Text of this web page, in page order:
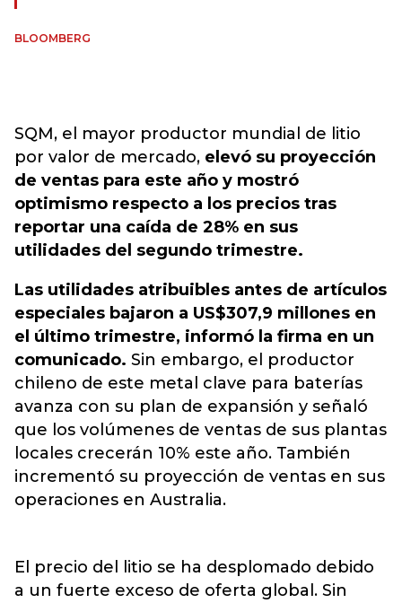
BLOOMBERG
SQM, el mayor productor mundial de litio
por valor de mercado, elevó su proyección
de ventas para este año y mostró
optimismo respecto a los precios tras
reportar una caída de 28% en sus
utilidades del segundo trimestre.
Las utilidades atribuibles antes de artículos
especiales bajaron a US$307,9 millones en
el último trimestre, informó la firma en un
comunicado. Sin embargo, el productor
chileno de este metal clave para baterías
avanza con su plan de expansión y señaló
que los volúmenes de ventas de sus plantas
locales crecerán 10% este año. También
incrementó su proyección de ventas en sus
operaciones en Australia.
El precio del litio se ha desplomado debido
a un fuerte exceso de oferta global. Sin